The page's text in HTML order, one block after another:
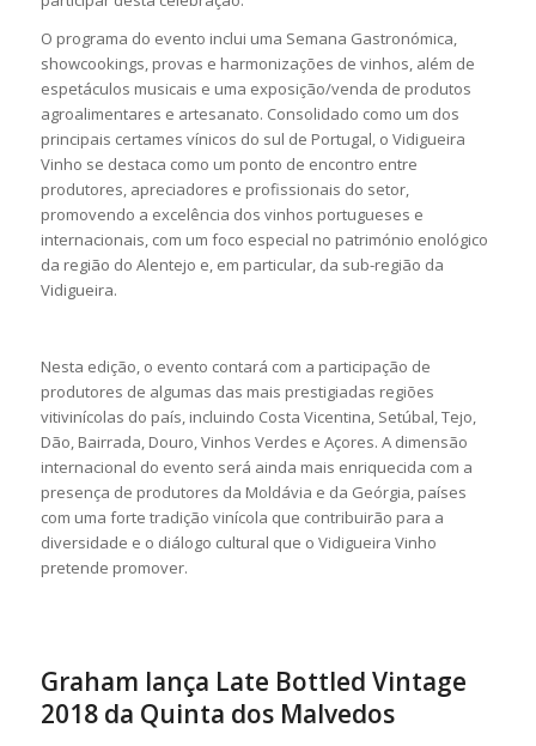
O programa do evento inclui uma Semana Gastronómica,
showcookings, provas e harmonizações de vinhos, além de
espetáculos musicais e uma exposição/venda de produtos
agroalimentares e artesanato. Consolidado como um dos
principais certames vínicos do sul de Portugal, o Vidigueira
Vinho se destaca como um ponto de encontro entre
produtores, apreciadores e profissionais do setor,
promovendo a excelência dos vinhos portugueses e
internacionais, com um foco especial no património enológico
da região do Alentejo e, em particular, da sub-região da
Vidigueira.
Nesta edição, o evento contará com a participação de
produtores de algumas das mais prestigiadas regiões
vitivinícolas do país, incluindo Costa Vicentina, Setúbal, Tejo,
Dão, Bairrada, Douro, Vinhos Verdes e Açores. A dimensão
internacional do evento será ainda mais enriquecida com a
presença de produtores da Moldávia e da Geórgia, países
com uma forte tradição vinícola que contribuirão para a
diversidade e o diálogo cultural que o Vidigueira Vinho
pretende promover.
Graham lança Late Bottled Vintage
2018 da Quinta dos Malvedos